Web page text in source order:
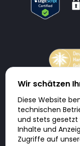
Doktorabc.com ist eine
keine
sonstige Produkte
Produkten,
kein Angebot von
geltenden Gesetze und
selbst verantwortlich.
Wir schätzen
Diese Website
technischen
und stets gesetzt
Inhalte und
Zugriffe auf